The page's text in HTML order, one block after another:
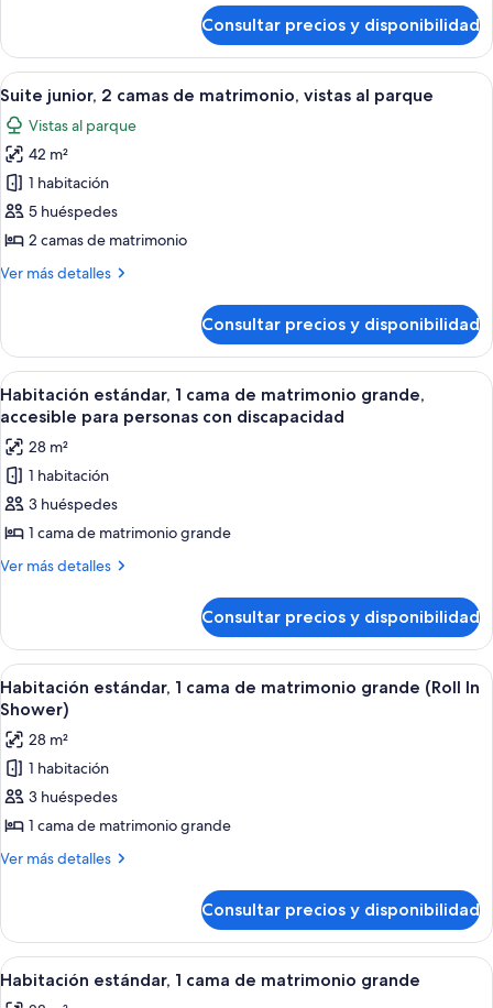
vistas
a
la
bahía
junior,
camas
de
matrimonio,
vistas
la
bahía
Consultar precios y disponibilidad
Abrir
todas
las
fotos
de
Suite
junior,
camas
vistas
al
parque
Habitación de hotel con dos camas,
5
Suite junior, 2 camas de matrimonio, vistas al parque
Vistas al parque
42 m²
1 habitación
5 huéspedes
2 camas de matrimonio
Ver más detalles
Más
junior,
camas
de
vistas
al
parque
Consultar precios y disponibilidad
Abrir
todas
las
fotos
de
Habitación
estándar,
1
matrimonio
grande,
accesible
para
personas
con
discapacidad
Habitación estándar, 1 cama de
5
Habitación estándar, 1 cama de matrimonio grande,
accesible para personas con discapacidad
28 m²
1 habitación
3 huéspedes
1 cama de matrimonio grande
Ver más detalles
Más
estándar,
cama
de
matrimonio
grande,
accesible
para
personas
con
Consultar precios y disponibilidad
Abrir
todas
las
fotos
de
Habitación
estándar,
1
matrimonio
grande
(Roll
Habitación estándar, 1 cama de
5
Habitación estándar, 1 cama de matrimonio grande (Roll In
Shower)
28 m²
1 habitación
3 huéspedes
1 cama de matrimonio grande
Ver más detalles
Más
estándar,
cama
Consultar precios y disponibilidad
Abrir
todas
Habitación de hotel con una cama
4
Habitación estándar, 1 cama de matrimonio grande